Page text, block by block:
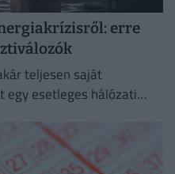
erre
teljesen saját
egy esetleges hálózati